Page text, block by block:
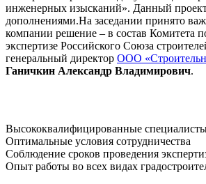
инженерных изысканий». Данный
дополнениями.На заседании принято
компании решение – в состав Комитета
экспертизе Российского Союза
генеральный директор ООО
Ганичкин Александр Владимирович.
Высококвалифицированные
Оптимальные условия сотрудничества
Соблюдение сроков проведения
Опыт работы во всех видах